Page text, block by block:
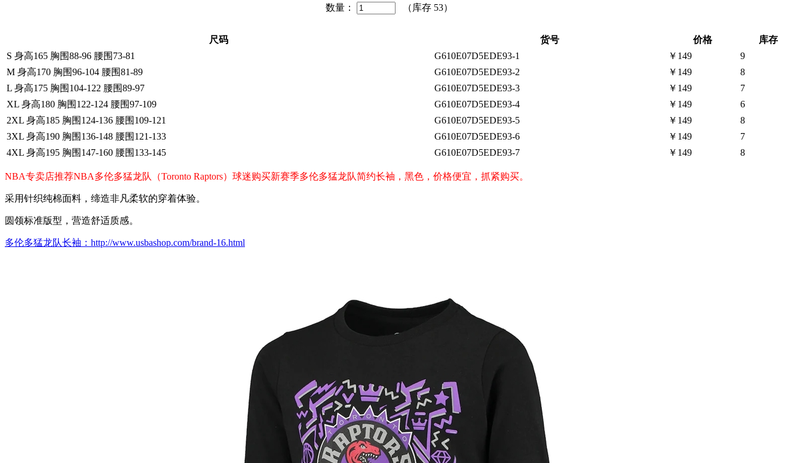
数量： （库存 53）
尺码 货号 价格
库存
S 身高165 胸围88-96 腰围73-81
G610E07D5EDE93-1 ￥149
9
M 身高170 胸围96-104 腰围81-89
G610E07D5EDE93-2 ￥149
8
L 身高175 胸围104-122 腰围89-97
G610E07D5EDE93-3 ￥149
7
XL 身高180 胸围122-124 腰围97-109
G610E07D5EDE93-4 ￥149
6
2XL 身高185 胸围124-136 腰围109-121
G610E07D5EDE93-5 ￥149
8
3XL 身高190 胸围136-148 腰围121-133
G610E07D5EDE93-6 ￥149
7
4XL 身高195 胸围147-160 腰围133-145
G610E07D5EDE93-7 ￥149 8
NBA专卖店推荐NBA多伦多猛龙队（Toronto Raptors）球迷购买新赛季多伦多猛龙队简约长袖，黑色，价格便宜，抓紧购买。
采用针织纯棉面料，缔造非凡柔软的穿着体验。
圆领标准版型，营造舒适质感。
多伦多猛龙队长袖：http://www.usbashop.com/brand-16.html